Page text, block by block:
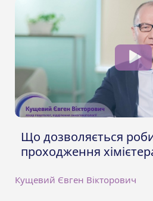
Що дозволяється
проходження
Кущевий Євген Вікторович